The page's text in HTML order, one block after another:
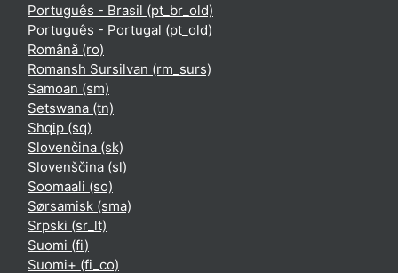
Português - Brasil ‎(pt_br_old)‎
Português - Portugal ‎(pt_old)‎
Română ‎(ro)‎
Romansh Sursilvan ‎(rm_surs)‎
Samoan ‎(sm)‎
Setswana ‎(tn)‎
Shqip ‎(sq)‎
Slovenčina ‎(sk)‎
Slovenščina ‎(sl)‎
Soomaali ‎(so)‎
Sørsamisk ‎(sma)‎
Srpski ‎(sr_lt)‎
Suomi ‎(fi)‎
Suomi+ ‎(fi_co)‎